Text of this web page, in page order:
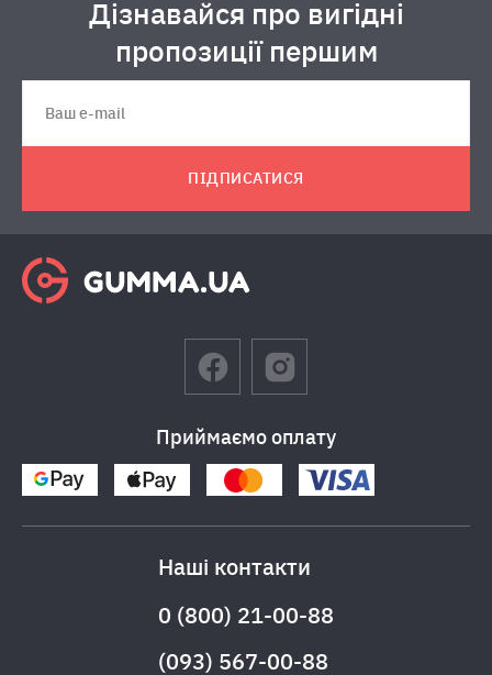
Дізнавайся про вигідні
пропозиції першим
ПІДПИСАТИСЯ
Приймаємо оплату
Наші контакти
0 (800) 21-00-88
(093) 567-00-88